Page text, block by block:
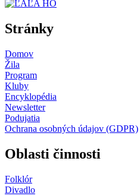
Stránky
Domov
Žila
Program
Kluby
Encyklopédia
Newsletter
Podujatia
Ochrana osobných údajov (GDPR)
Oblasti činnosti
Folklór
Divadlo